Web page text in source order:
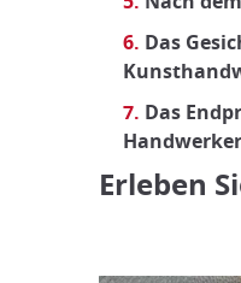
Das
Das
Erleben